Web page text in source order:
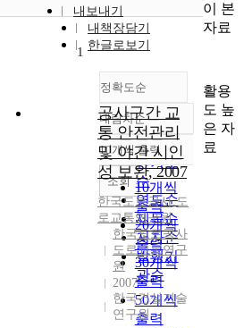
내보내기
내책장담기
한글로보기
정확도순
정확도
순
인기도
순
연도순
제목순
저자순
발행기
관순
내림차순
내림차순
10개씩 출력
10개씩
출력
20개씩
출력
30개씩
출력
50개씩
출력
조회
1
공사구간 교
통 안전관리
및 야간 시인
성 보완, 2007
한국도로공사,도
로교통연구원
한국도로공사
도로교통연구
원
2007
한국건설기술
연구원
이 본
자료
활용
도 높
은 자
료